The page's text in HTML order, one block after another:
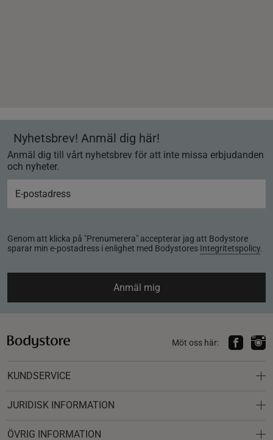
Nyhetsbrev! Anmäl dig här!
Anmäl dig till vårt nyhetsbrev för att inte missa erbjudanden
och nyheter.
Genom att klicka på "Prenumerera" accepterar jag att Bodystore
sparar min e-postadress i enlighet med Bodystores Integritetspolicy.
Anmäl mig
Möt oss här:
KUNDSERVICE
JURIDISK INFORMATION
ÖVRIG INFORMATION